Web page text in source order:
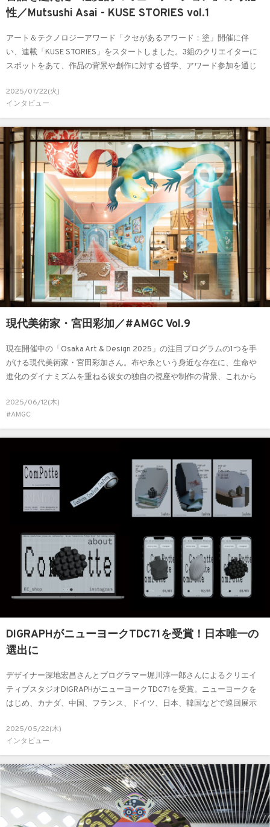
性／Mutsushi Asai - KUSE STORIES vol.1
アート＆テクノロジーアワード「クセがあるアワード：塗」開催に伴
い、連載「KUSE STORIES」をスタートしました。3組のクリエイターに
スポットをあて、作品の背景や創作に対する哲学、アワード参加を通じ
を作る制作スタジオ「Metalium llc」を拠点に活動の場を広げているAsai
さんにお話を伺いました。
2025/07/22(火)
インタビュー
現代美術家・宮田彩加／#AMGC Vol.9
現在開催中の「Osaka Art & Design 2025」の注目プログラムの1つを手
がける現代美術家・宮田彩加さん。布や糸という身近な存在に、生命や
進化のダイナミズムを重ねる彼女の独自の視座や制作の背景、これから
2025/06/12(木)
#AMGC
DIGRAPHがニューヨークTDC71を受賞！日本唯一の
選出に
デザイナー深地宏昌さんとプログラマー堀川淳一郎さんによるクリエイ
ティブスタジオDIGRAPHがニューヨークTDC71を受賞。ニューヨークを
はじめ、カナダ、中国、フランス、ドイツ、日本、韓国などで巡回展示
2025/05/22(木)
インタビュー